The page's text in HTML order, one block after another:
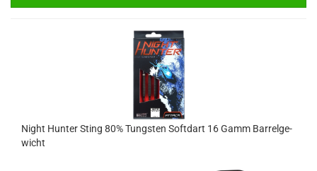
Night Hun­ter Sting 80% Tungs­ten Softdart 16 Gamm Bar­rel­ge­
wicht